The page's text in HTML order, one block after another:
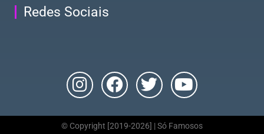
Redes Sociais
© Copyright [2019-2026] | Só Famosos